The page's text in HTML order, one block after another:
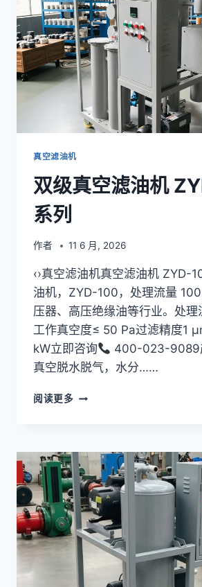
50
系
列
真空滤油机
双级真空滤油机
系列
作者 11 6 月, 2026
‹›真空滤油机真空滤油机 ZYD-
油机，ZYD-100，处理流量
压器、高压绝缘油等行业。处
工作真空度≤ 50 Pa过滤精度1
kW立即咨询
400-023-9089
真空脱水脱气，水分……
阅读更多 双
滤
油
机
ZYD-
100
系
列